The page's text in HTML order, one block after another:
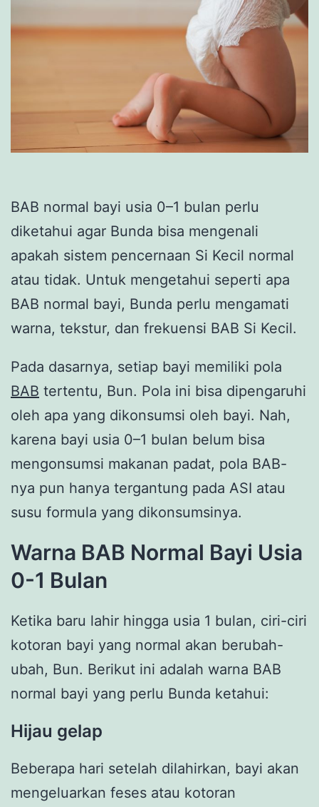
BAB normal bayi usia 0–1 bulan perlu
diketahui agar Bunda bisa mengenali
apakah sistem pencernaan Si Kecil normal
atau tidak. Untuk mengetahui seperti apa
BAB normal bayi, Bunda perlu mengamati
warna, tekstur, dan frekuensi BAB Si Kecil.
Pada dasarnya, setiap bayi memiliki pola
BAB tertentu, Bun. Pola ini bisa dipengaruhi
oleh apa yang dikonsumsi oleh bayi. Nah,
karena bayi usia 0–1 bulan belum bisa
mengonsumsi makanan padat, pola BAB-
nya pun hanya tergantung pada ASI atau
susu formula yang dikonsumsinya.
Warna BAB Normal Bayi Usia
0-1 Bulan
Ketika baru lahir hingga usia 1 bulan, ciri-ciri
kotoran bayi yang normal akan berubah-
ubah, Bun. Berikut ini adalah warna BAB
normal bayi yang perlu Bunda ketahui:
Hijau gelap
Beberapa hari setelah dilahirkan, bayi akan
mengeluarkan feses atau kotoran